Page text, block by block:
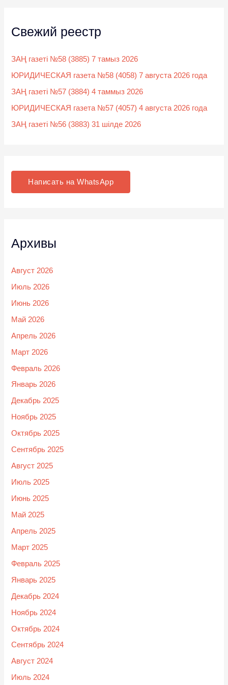
Свежий реестр
ЗАҢ газеті №58 (3885) 7 тамыз 2026
ЮРИДИЧЕСКАЯ газета №58 (4058) 7 августа 2026 года
ЗАҢ газеті №57 (3884) 4 таммыз 2026
ЮРИДИЧЕСКАЯ газета №57 (4057) 4 августа 2026 года
ЗАҢ газеті №56 (3883) 31 шілде 2026
Написать на WhatsApp
Архивы
Август 2026
Июль 2026
Июнь 2026
Май 2026
Апрель 2026
Март 2026
Февраль 2026
Январь 2026
Декабрь 2025
Ноябрь 2025
Октябрь 2025
Сентябрь 2025
Август 2025
Июль 2025
Июнь 2025
Май 2025
Апрель 2025
Март 2025
Февраль 2025
Январь 2025
Декабрь 2024
Ноябрь 2024
Октябрь 2024
Сентябрь 2024
Август 2024
Июль 2024